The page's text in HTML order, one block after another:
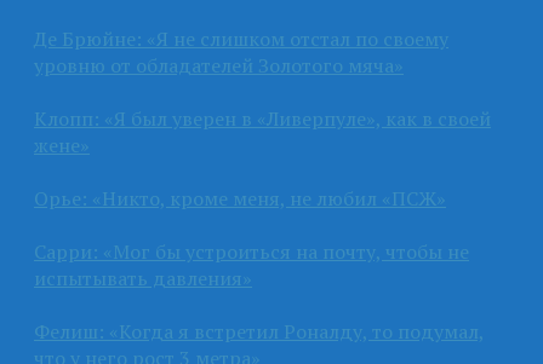
Де Брюйне: «Я не слишком отстал по своему
уровню от обладателей Золотого мяча»
Клопп: «Я был уверен в «Ливерпуле», как в своей
жене»
Орье: «Никто, кроме меня, не любил «ПСЖ»
Сарри: «Мог бы устроиться на почту, чтобы не
испытывать давления»
Фелиш: «Когда я встретил Роналду, то подумал,
что у него рост 3 метра»